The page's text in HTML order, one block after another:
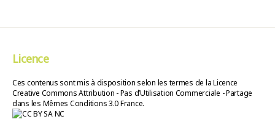
Licence
Ces contenus sont mis à disposition selon les termes de la Licence
Creative Commons Attribution - Pas d’Utilisation Commerciale - Partage
dans les Mêmes Conditions 3.0 France.